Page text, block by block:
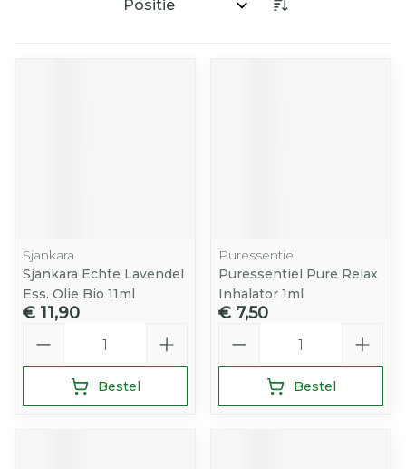
Sorteer op:
Sjankara
Sjankara Echte Lavendel
Ess. Olie Bio 11ml
€ 11,90
Bestel
Puressentiel
Puressentiel Pure Relax
Inhalator 1ml
€ 7,50
Bestel